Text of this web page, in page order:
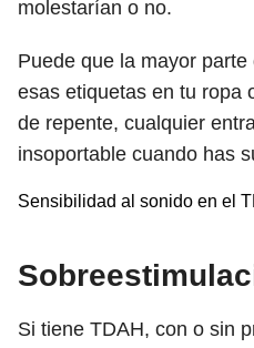
molestarían o no.
Puede que la mayor
esas etiquetas en tu ropa
de repente, cualquier
insoportable cuando has
Sensibilidad al sonido en el
Si tiene TDAH, con o sin